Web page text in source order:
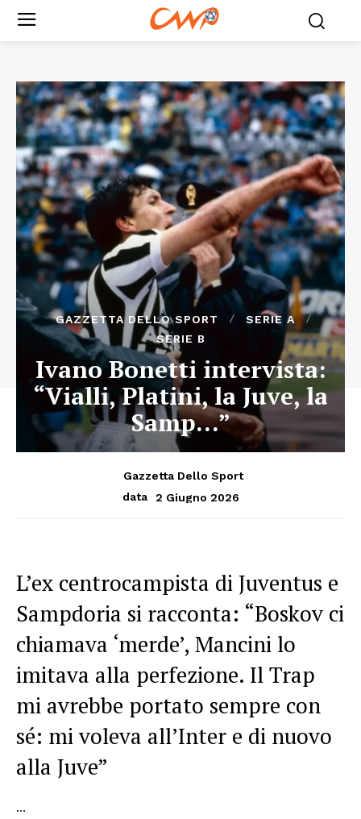
GAZZETTA DELLO SPORT
SERIE A
SERIE B
Ivano Bonetti intervista:
“Vialli, Platini, la Juve, la
Samp…”
Gazzetta Dello Sport
data
2 Giugno 2026
L’ex centrocampista di Juventus e
Sampdoria si racconta: “Boskov ci
chiamava ‘merde’, Mancini lo
imitava alla perfezione. Il Trap
mi avrebbe portato sempre con
sé: mi voleva all’Inter e di nuovo
alla Juve”
…